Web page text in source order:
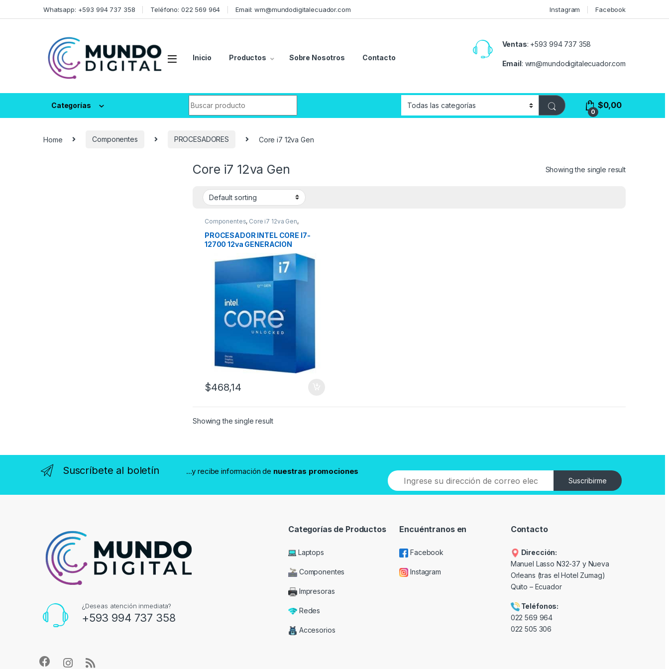
Whatsapp: +593 994 737 358 Teléfono: 022 569 964 Email: wm@mundodigitalecuador.com Instagram Facebook
Inicio Productos Sobre Nosotros Contacto
Ventas: +593 994 737 358
Email: wm@mundodigitalecuador.com
Categorías
0
$0,00
Home Componentes PROCESADORES Core i7 12va Gen
Core i7 12va Gen Showing the single result
Componentes, Core i7 12va Gen,
PROCESADORES
PROCESADOR INTEL CORE I7-
12700 12va GENERACION
$468,14
Showing the single result
Suscríbete al boletín ...y recibe información de nuestras promociones
Suscribirme
¿Deseas atención inmediata?
+593 994 737 358
Categorías de Productos
Laptops
Componentes
Impresoras
Redes
Accesorios
Encuéntranos en
Facebook
Instagram
Contacto
Dirección:
Manuel Lasso N32-37 y Nueva
Orleans (tras el Hotel Zumag)
Quito – Ecuador
Teléfonos:
022 569 964
022 505 306